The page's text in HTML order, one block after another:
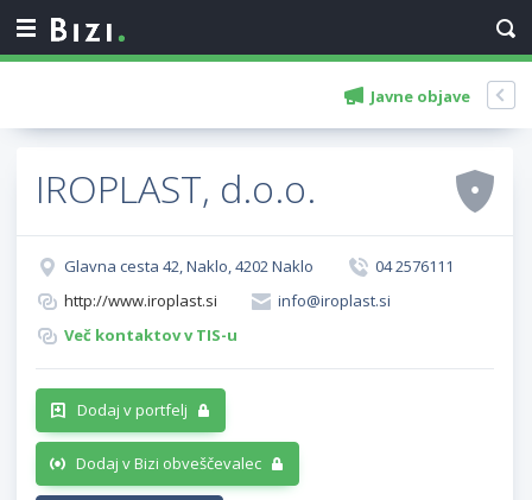
Javne objave
IROPLAST, d.o.o.
Glavna cesta 42, Naklo, 4202 Naklo
04 2576111
http://www.iroplast.si
info@iroplast.si
Več kontaktov v TIS-u
Dodaj v portfelj
Dodaj v Bizi obveščevalec